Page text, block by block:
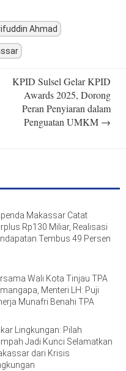
Ahmad
KPID Sulsel Gelar KPID
Awards 2025, Dorong
Peran Penyiaran dalam
Penguatan UMKM →
Makassar Catat
Rp130 Miliar, Realisasi
Tembus 49 Persen
Wali Kota Tinjau TPA
Menteri LH: Puji
Munafri Benahi TPA
Lingkungan: Pilah
Jadi Kunci Selamatkan
dari Krisis